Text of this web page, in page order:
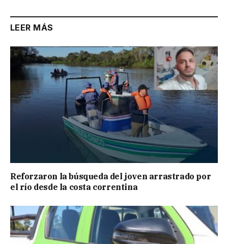
LEER MÁS
Reforzaron la búsqueda del joven arrastrado por
el río desde la costa correntina